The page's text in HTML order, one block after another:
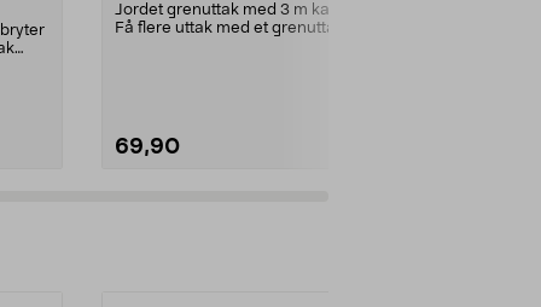
Jordet grenuttak med 3 m kabel.
Få flere uttak med et grenuttak.
69,90